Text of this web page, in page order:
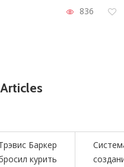
836
Баркер
курить